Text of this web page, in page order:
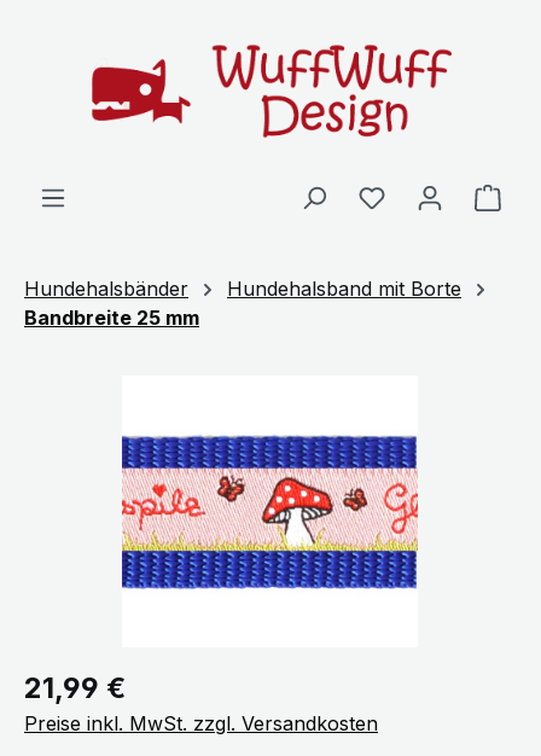
Hundehalsbänder
Hundehalsband mit Borte
Bandbreite 25 mm
Regulärer Preis:
21,99 €
Preise inkl. MwSt. zzgl. Versandkosten